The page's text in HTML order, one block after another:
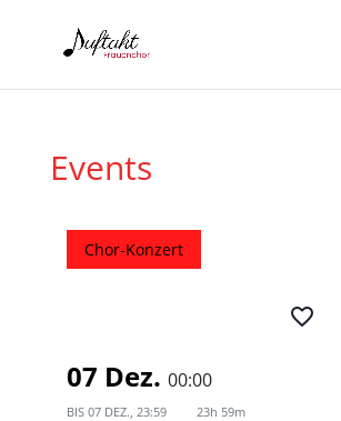
Events
Chor-Konzert
favorite_border
07 Dez. 00:00
BIS 07 DEZ., 23:59 23h 59m